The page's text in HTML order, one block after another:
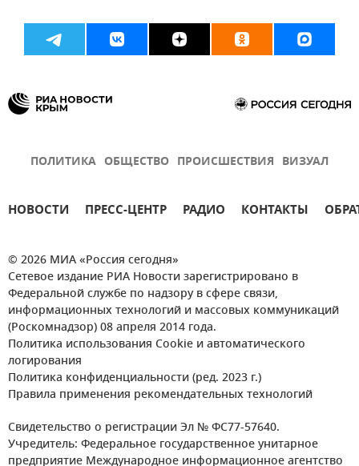
ПОЛИТИКА ОБЩЕСТВО ПРОИСШЕСТВИЯ ВИЗУАЛ
НОВОСТИ ПРЕСС-ЦЕНТР РАДИО КОНТАКТЫ
© 2026 МИА «Россия сегодня»
Сетевое издание РИА Новости зарегистрировано в
Федеральной службе по надзору в сфере связи,
информационных технологий и массовых коммуникаций
(Роскомнадзор) 08 апреля 2014 года.
Политика использования Cookie и автоматического
логирования
Политика конфиденциальности (ред. 2023 г.)
Правила применения рекомендательных технологий
Свидетельство о регистрации Эл № ФС77-57640.
Учредитель: Федеральное государственное унитарное
предприятие Международное информационное агентство